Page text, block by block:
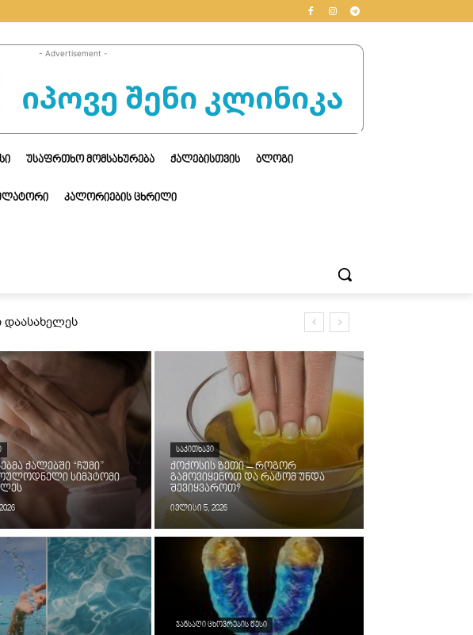
- Advertisement -
ᲣᲡᲐᲤᲠᲗᲮᲝ ᲛᲝᲛᲡᲐᲮᲣᲠᲔᲑᲐ ᲥᲐᲚᲔᲑᲘᲡᲗᲕᲘᲡ ᲑᲚᲝᲒᲘ
ᲙᲐᲚᲝᲠᲘᲔᲑᲘᲡ ᲪᲮᲠᲘᲚᲘ
დაასახელეს
ქალებში “ჩუმი”
სიმპტომი
ᲡᲐᲙᲘᲗᲮᲐᲕᲘ
ქოქოსის ზეთი – როგორ
გამოვიყენოთ და რატომ უნდა
შევიყვაროთ?
ივლისი 5, 2026
ᲯᲐᲜᲡᲐᲦᲘ ᲪᲮᲝᲕᲠᲔᲑᲘᲡ ᲬᲔᲡᲘ